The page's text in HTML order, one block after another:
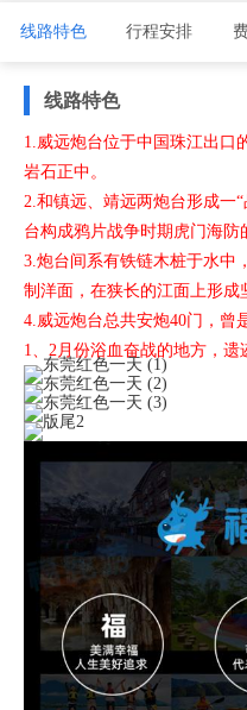
线路特色 行程安排
线路特色
1.威远炮台位于中国珠江出口
岩石正中。
2.和镇远、靖远两炮台形成一
台构成鸦片战争时期虎门海防
3.炮台间系有铁链木桩于水中
制洋面，在狭长的江面上形成
4.威远炮台总共安炮40门，曾
1、2月份浴血奋战的地方，遗